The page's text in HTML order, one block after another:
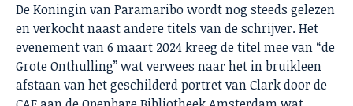
De Koningin van Paramaribo wordt nog steeds gelezen
en verkocht naast andere titels van de schrijver. Het
evenement van 6 maart 2024 kreeg de titel mee van “de
Grote Onthulling” wat verwees naar het in bruikleen
afstaan van het geschilderd portret van Clark door de